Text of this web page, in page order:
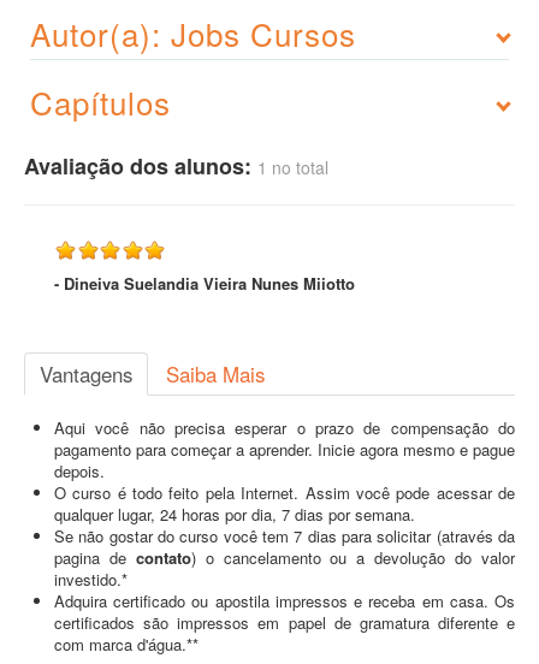
Autor(a): Jobs Cursos
Capítulos
Avaliação dos alunos: 1 no total
- Dineiva Suelandia Vieira Nunes Miiotto
Vantagens Saiba Mais
Aqui você não precisa esperar o prazo de compensação do
pagamento para começar a aprender. Inicie agora mesmo e pague
depois.
O curso é todo feito pela Internet. Assim você pode acessar de
qualquer lugar, 24 horas por dia, 7 dias por semana.
Se não gostar do curso você tem 7 dias para solicitar (através da
pagina de contato) o cancelamento ou a devolução do valor
investido.*
Adquira certificado ou apostila impressos e receba em casa. Os
certificados são impressos em papel de gramatura diferente e
com marca d'água.**